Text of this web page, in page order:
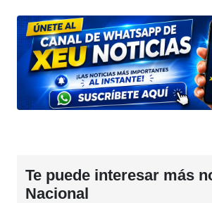
Te puede interesar más
Nacional